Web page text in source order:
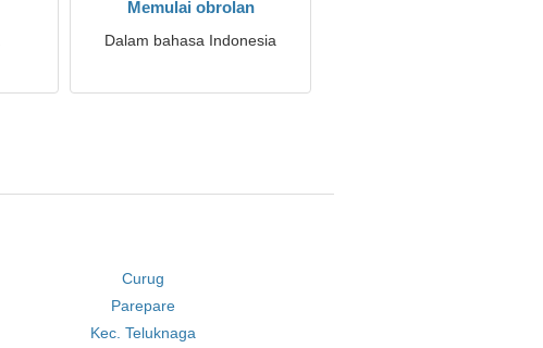
Memulai obrolan
Dalam bahasa Indonesia
Curug
Parepare
Kec. Teluknaga